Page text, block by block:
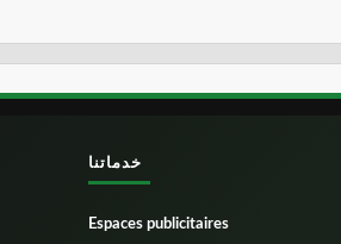
خدماتنا
Espaces publicitaires